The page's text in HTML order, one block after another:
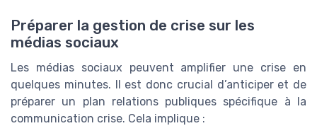
Préparer la gestion de crise sur les
médias sociaux
Les médias sociaux peuvent amplifier une crise en
quelques minutes. Il est donc crucial d’anticiper et de
préparer un plan relations publiques spécifique à la
communication crise. Cela implique :